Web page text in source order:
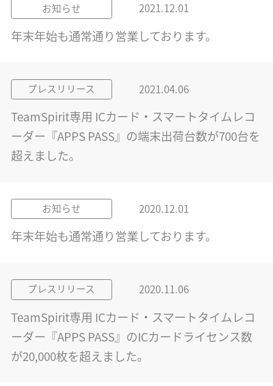
お知らせ 2021.12.01
年末年始も通常通り営業しております。
プレスリリース 2021.04.06
TeamSpirit専用 ICカード・スマートタイムレコ
ーダー『APPS PASS』の端末出荷台数が700台を
超えました。
お知らせ 2020.12.01
年末年始も通常通り営業しております。
プレスリリース 2020.11.06
TeamSpirit専用 ICカード・スマートタイムレコ
ーダー『APPS PASS』のICカードライセンス数
が20,000枚を超えました。